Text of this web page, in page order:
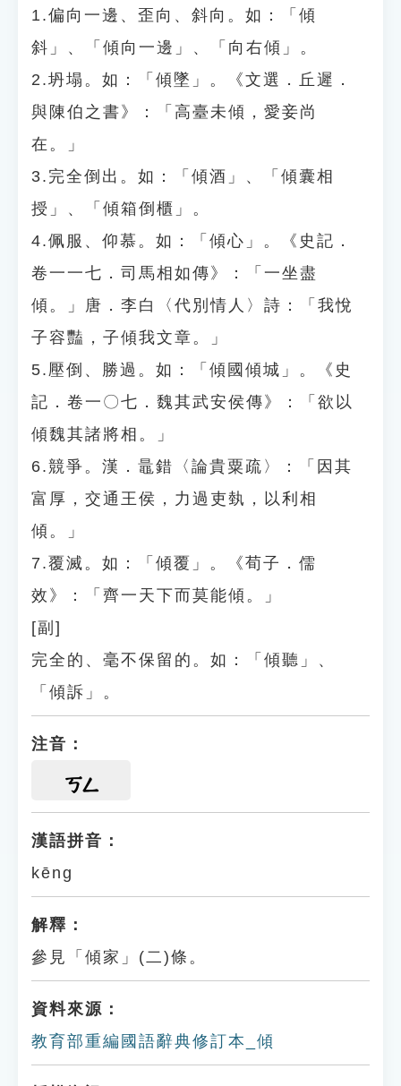
1.偏向一邊、歪向、斜向。如：「傾
斜」、「傾向一邊」、「向右傾」。
2.坍塌。如：「傾墜」。《文選．丘遲．
與陳伯之書》：「高臺未傾，愛妾尚
在。」
3.完全倒出。如：「傾酒」、「傾囊相
授」、「傾箱倒櫃」。
4.佩服、仰慕。如：「傾心」。《史記．
卷一一七．司馬相如傳》：「一坐盡
傾。」唐．李白〈代別情人〉詩：「我悅
子容豔，子傾我文章。」
5.壓倒、勝過。如：「傾國傾城」。《史
記．卷一〇七．魏其武安侯傳》：「欲以
傾魏其諸將相。」
6.競爭。漢．鼂錯〈論貴粟疏〉：「因其
富厚，交通王侯，力過吏埶，以利相
傾。」
7.覆滅。如：「傾覆」。《荀子．儒
效》：「齊一天下而莫能傾。」
[副]
完全的、毫不保留的。如：「傾聽」、
「傾訴」。
注音：
ㄎㄥ
漢語拼音：
kēng
解釋：
參見「傾家」(二)條。
資料來源：
教育部重編國語辭典修訂本_傾